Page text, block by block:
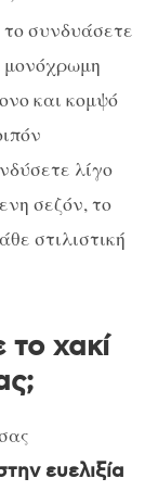
συνδυάσετε
μονόχρωμη
και κομψό
λίγο
σεζόν, το
στιλιστική
χακί
ευελιξία